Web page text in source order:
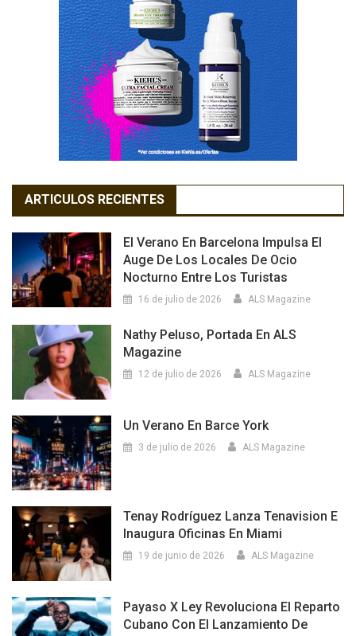
ARTICULOS RECIENTES
El Verano En Barcelona Impulsa El
Auge De Los Locales De Ocio
Nocturno Entre Los Turistas
16 de julio de 2026 ALS Magazine
Nathy Peluso, Portada En ALS
Magazine
12 de julio de 2026 ALS Magazine
Un Verano En Barce York
3 de julio de 2026 ALS Magazine
Tenay Rodríguez Lanza Tenavision E
Inaugura Oficinas En Miami
19 de junio de 2026 ALS Magazine
Payaso X Ley Revoluciona El Reparto
Cubano Con El Lanzamiento De